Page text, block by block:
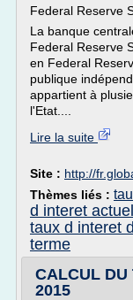
Federal Reserve
La banque
Federal Reserve
en Federal
publique
appartient à
l'Etat....
Lire la suite
Site : http://
Thèmes liés :
d interet actuel
taux d interet
terme
CALCUL DU
2015